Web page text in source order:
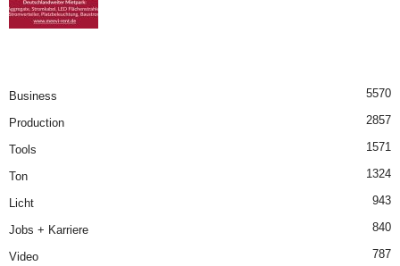
Business 5570
Production 2857
Tools 1571
Ton 1324
Licht 943
Jobs + Karriere 840
Video 787